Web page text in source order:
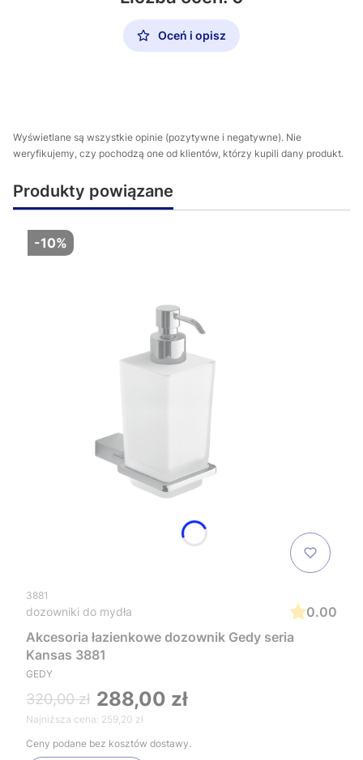
Oceń i opisz
Wyświetlane są wszystkie opinie (pozytywne i negatywne). Nie
weryfikujemy, czy pochodzą one od klientów, którzy kupili dany produkt.
Produkty powiązane
-10%
3881
dozowniki do mydła
0.00
Akcesoria łazienkowe dozownik Gedy seria
Kansas 3881
GEDY
320,00 zł 288,00 zł
Najniższa cena: 259,20 zł
Ceny podane bez kosztów dostawy.